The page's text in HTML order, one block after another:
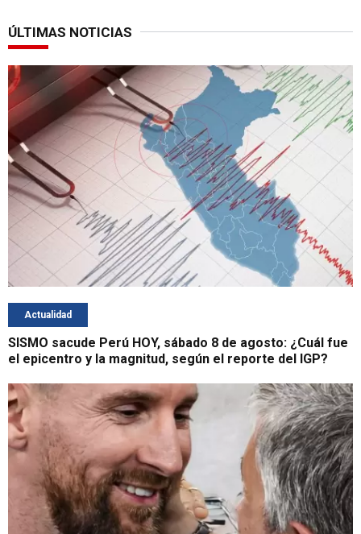
ÚLTIMAS NOTICIAS
Actualidad
SISMO sacude Perú HOY, sábado 8 de agosto: ¿Cuál fue
el epicentro y la magnitud, según el reporte del IGP?